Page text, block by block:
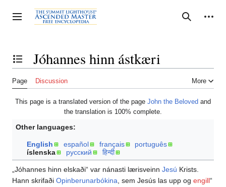
to
content
Toggle sidebar Search
Personal tools
Toggle the table of contentsJóhannes hinn ástkæri
Page Discussion More
This page is a translated version of the page John the Beloved and
the translation is 100% complete.
Other languages:
English español français
português
íslenska
русский हिन्दी
„Jóhannes hinn elskaði“ var nánasti lærisveinn Jesú Krists.
Hann skrifaði Opinberunarbókina, sem Jesús las upp og engill“